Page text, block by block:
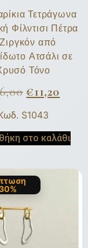
Τετράγωνα
Φίλντισι Πέτρα
από
Ατσάλι σε
Τόνο
€11,20
S1043
στο καλάθι